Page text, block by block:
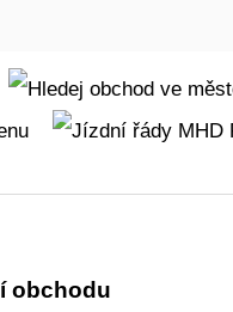
obchodu